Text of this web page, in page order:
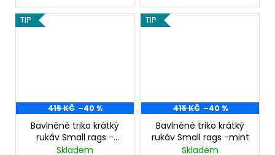
TIP
415 KČ –40 %
Bavlněné triko krátký
rukáv Small rags -
modré
Skladem
TIP
415 KČ –40 %
Bavlněné triko krátký
rukáv Small rags -mint
Skladem